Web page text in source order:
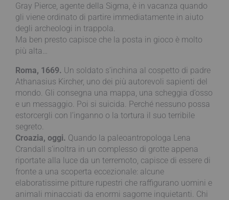
Gray Pierce, agente della Sigma, è in vacanza quando
gli viene ordinato di partire immediatamente in aiuto
degli archeologi in trappola.
Ma ben presto capisce che la posta in gioco è molto
più alta…
Roma, 1669. Un soldato s’inchina al cospetto di padre
Athanasius Kircher, uno dei più autorevoli sapienti del
mondo. Gli consegna una mappa, una scheggia d’osso
e un messaggio. Poi si suicida. Perché nessuno possa
estorcergli con l’inganno o la tortura il suo terribile
segreto.
Croazia, oggi. Quando la paleoantropologa Lena
Crandall s’inoltra in un complesso di grotte appena
riportate alla luce da un terremoto, capisce di essere di
fronte a una scoperta eccezionale: alcune
elaboratissime pitture rupestri che raffigurano uomini e
animali minacciati da enormi sagome inquietanti. Chi